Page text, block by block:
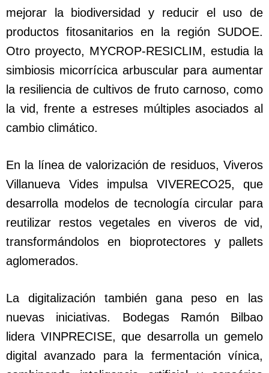
mejorar la biodiversidad y reducir el uso de
productos fitosanitarios en la región SUDOE.
Otro proyecto, MYCROP-RESICLIM, estudia la
simbiosis micorrícica arbuscular para aumentar
la resiliencia de cultivos de fruto carnoso, como
la vid, frente a estreses múltiples asociados al
cambio climático.
En la línea de valorización de residuos, Viveros
Villanueva Vides impulsa VIVERECO25, que
desarrolla modelos de tecnología circular para
reutilizar restos vegetales en viveros de vid,
transformándolos en bioprotectores y pallets
aglomerados.
La digitalización también gana peso en las
nuevas iniciativas. Bodegas Ramón Bilbao
lidera VINPRECISE, que desarrolla un gemelo
digital avanzado para la fermentación vínica,